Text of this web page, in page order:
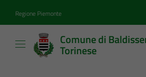
Regione Piemonte
Comune di
Torinese